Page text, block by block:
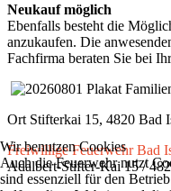
Neukauf möglich
Ebenfalls besteht die
anzukaufen. Die
Fachfirma beraten Sie bei
Ort Stifterkai 15, 4820 Bad
Freiwillige Feuerwehr Bad
Adalbert-Stifter-Kai 15 /
Wir benutzen Cookies
Auch die Feuerwehr nutzt
sind essenziell für den